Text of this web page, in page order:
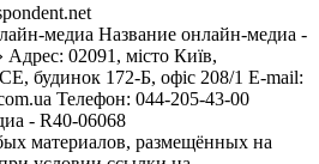
медиа Название онлайн-медиа -
02091, місто Київ,
172-Б, офіс 208/1 E-mail:
Телефон: 044-205-43-00
- R40-06068
материалов, размещённых на